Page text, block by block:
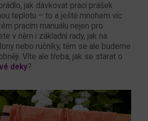
jak dávkovat prací prášek
teplotu – to a ještě mnohem víc
pracím manuálu nejen pro
v něm i základní rady, jak na
nebo ručníky, těm se ale budeme
Víte ale třeba, jak se starat o
deky?